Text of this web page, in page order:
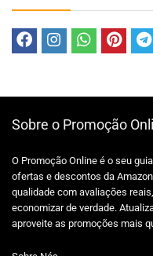
Sobre o Promoção
O Promoção Online é o seu
ofertas e descontos da
qualidade com avaliações
economizar de verdade.
aproveite as promoções mais